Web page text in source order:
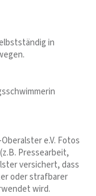
in
e.V. Fotos
Pressearbeit,
versichert, dass
oder strafbarer
wird.